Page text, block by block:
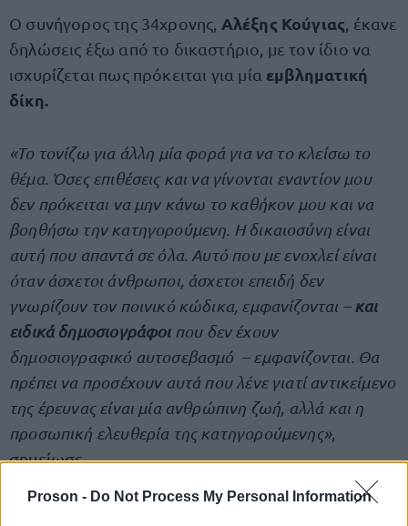
Proson - Do Not Process My Personal Information
Ο συνήγορος της 34χρονης, Αλέξης Κούγιας , έκανε
δηλώσεις έξω από το δικαστήριο, με τον ίδιο να
ισχυρίζεται πως πρόκειται για μία εμβληματική
δίκη.
«Το τονίζω για άλλη μία φορά για να το κλείσω το
θέμα. Όσες επιθέσεις και να γίνονται εναντίον μου
δεν πρόκειται να μην κάνω το καθήκον μου και να
βοηθήσω την κατηγορούμενη. Η δικαιοσύνη είναι
αυτή που απαντά σε όλα. Αυτό που με ενοχλεί είναι
όταν άσχετοι άνθρωποι, άσχετοι επειδή δεν
γνωρίζουν τον ποινικό κώδικα, εμφανίζονται – και
ειδικά δημοσιογράφοι που δεν έχουν
δημοσιογραφικό αυτοσεβασμό – εμφανίζονται. Θα
πρέπει να προσέχουν αυτά που λένε γιατί αντικείμενο
της έρευνας είναι μία ανθρώπινη ζωή, αλλά και η
προσωπική ελευθερία της κατηγορούμενης»,
σημείωσε.